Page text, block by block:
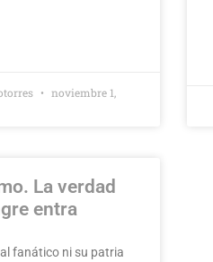
noviembre 1,
La verdad
entra
fanático ni su patria